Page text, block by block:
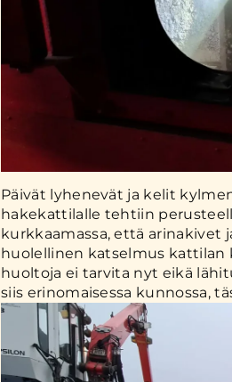
Päivät lyhenevät ja kelit
hakekattilalle tehtiin
kurkkaamassa, että arinakivet
huolellinen katselmus kattilan
huoltoja ei tarvita nyt eikä
siis erinomaisessa kunnossa,